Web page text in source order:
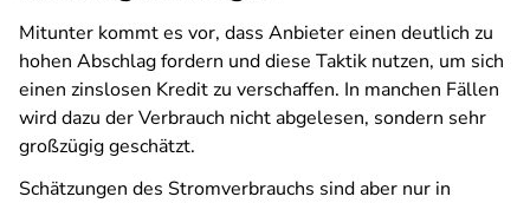
Mitunter kommt es vor, dass Anbieter einen deutlich zu
hohen Abschlag fordern und diese Taktik nutzen, um sich
einen zinslosen Kredit zu verschaffen. In manchen Fällen
wird dazu der Verbrauch nicht abgelesen, sondern sehr
großzügig geschätzt.
Schätzungen des Stromverbrauchs sind aber nur in